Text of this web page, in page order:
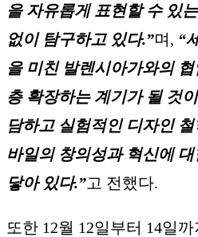
을 자유롭게 표현할 수 있
없이 탐구하고 있다.”며, “
을 미친 발렌시아가와의
층 확장하는 계기가 될 것
담하고 실험적인 디자인
바일의 창의성과 혁신에
닿아 있다.”고 전했다.
또한 12월 12일부터 14일